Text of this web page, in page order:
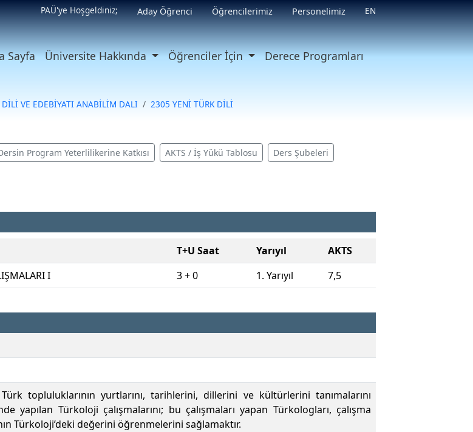
PAÜ'ye Hoşgeldiniz; Aday Öğrenci Öğrencilerimiz Personelimiz EN
Sayfa Üniversite Hakkında Öğrenciler İçin Derece Programları
DİLİ VE EDEBİYATI ANABİLİM DALI 2305 YENİ TÜRK DİLİ
Program Yeterlilikerine Katkısı AKTS / İş Yükü Tablosu Ders Şubeleri
T+U Saat Yarıyıl
AKTS
I 3 + 0 1. Yarıyıl 7,5
topluluklarının yurtlarını, tarihlerini, dillerini ve kültürlerini tanımalarını
yapılan Türkoloji çalışmalarını; bu çalışmaları yapan Türkologları, çalışma
Türkoloji’deki değerini öğrenmelerini sağlamaktır.